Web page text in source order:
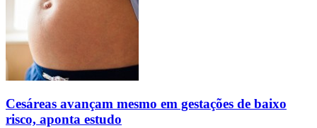
Cesáreas avançam mesmo em gestações de baixo
risco, aponta estudo